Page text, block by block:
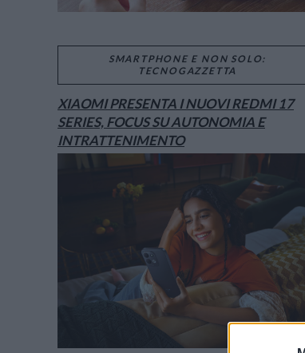
SMARTPHONE E NON SOLO:
TECNOGAZZETTA
XIAOMI PRESENTA I NUOVI REDMI 17
SERIES, FOCUS SU AUTONOMIA E
INTRATTENIMENTO